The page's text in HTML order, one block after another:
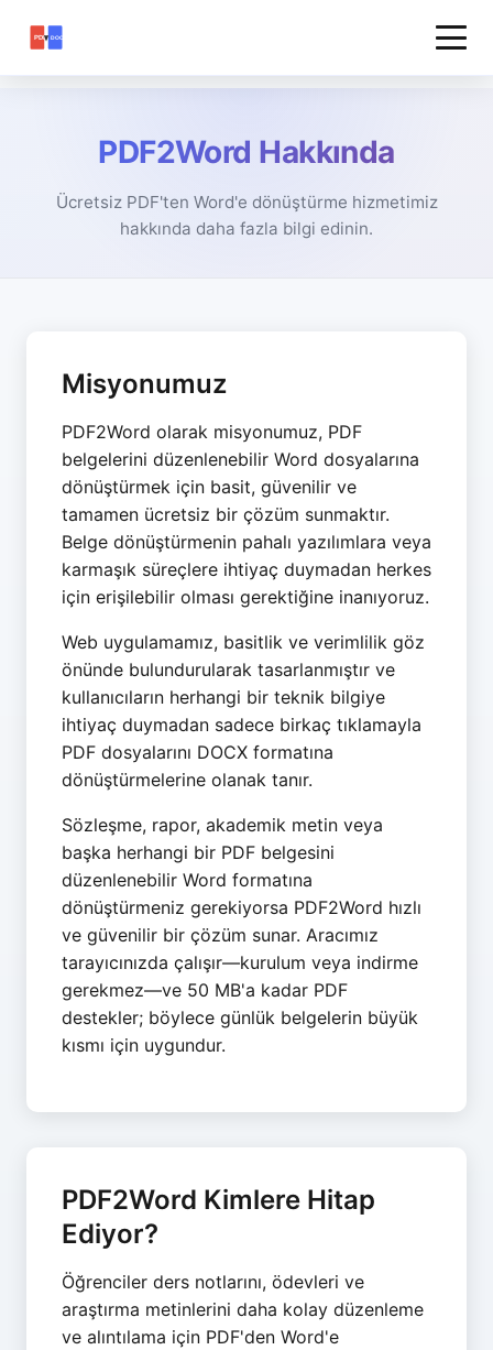
PDF2Word Hakkında
Ücretsiz PDF'ten Word'e dönüştürme hizmetimiz
hakkında daha fazla bilgi edinin.
Misyonumuz
PDF2Word olarak misyonumuz, PDF
belgelerini düzenlenebilir Word dosyalarına
dönüştürmek için basit, güvenilir ve
tamamen ücretsiz bir çözüm sunmaktır.
Belge dönüştürmenin pahalı yazılımlara veya
karmaşık süreçlere ihtiyaç duymadan herkes
için erişilebilir olması gerektiğine inanıyoruz.
Web uygulamamız, basitlik ve verimlilik göz
önünde bulundurularak tasarlanmıştır ve
kullanıcıların herhangi bir teknik bilgiye
ihtiyaç duymadan sadece birkaç tıklamayla
PDF dosyalarını DOCX formatına
dönüştürmelerine olanak tanır.
Sözleşme, rapor, akademik metin veya
başka herhangi bir PDF belgesini
düzenlenebilir Word formatına
dönüştürmeniz gerekiyorsa PDF2Word hızlı
ve güvenilir bir çözüm sunar. Aracımız
tarayıcınızda çalışır—kurulum veya indirme
gerekmez—ve 50 MB'a kadar PDF
destekler; böylece günlük belgelerin büyük
kısmı için uygundur.
PDF2Word Kimlere Hitap
Ediyor?
Öğrenciler ders notlarını, ödevleri ve
araştırma metinlerini daha kolay düzenleme
ve alıntılama için PDF'den Word'e